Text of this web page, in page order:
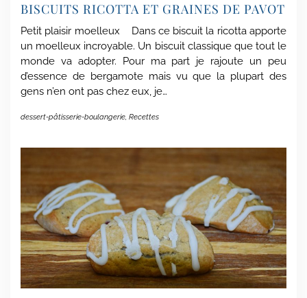
BISCUITS RICOTTA ET GRAINES DE PAVOT
Petit plaisir moelleux Dans ce biscuit la ricotta apporte
un moelleux incroyable. Un biscuit classique que tout le
monde va adopter. Pour ma part je rajoute un peu
d’essence de bergamote mais vu que la plupart des
gens n’en ont pas chez eux, je…
dessert-pâtisserie-boulangerie, Recettes